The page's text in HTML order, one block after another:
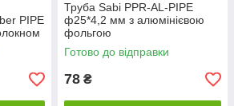
PIPE
Труба Sabi PPR-AL-PIPE
ф25*4,2 мм з алюмінієвою
фольгою
Готово до відправки
78 ₴